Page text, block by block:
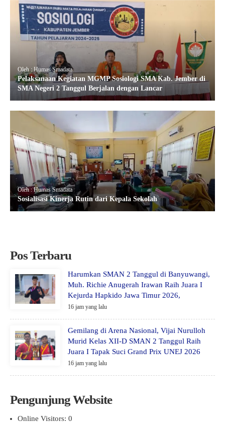
Oleh : Humas Smadata
Pelaksanaan Kegiatan MGMP Sosiologi SMA Kab. Jember di
SMA Negeri 2 Tanggul Berjalan dengan Lancar
Oleh : Humas Smadata
Sosialisasi Kinerja Rutin dari Kepala Sekolah
Pos Terbaru
Harumkan SMAN 2 Tanggul di Banyuwangi,
Muh. Richie Anugerah Irawan Raih Juara I
Kejurda Hapkido Jawa Timur 2026,
16 jam yang lalu
Gemilang di Arena Nasional, Vijai Nurulloh
Murid Kelas XII-D SMAN 2 Tanggul Raih
Juara I Tapak Suci Grand Prix UNEJ 2026
16 jam yang lalu
Pengunjung Website
Online Visitors: 0